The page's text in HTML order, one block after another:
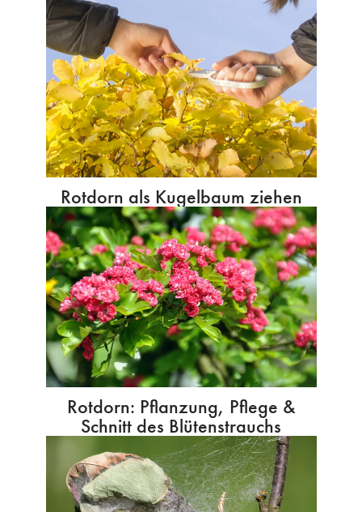
Rotdorn als Kugelbaum ziehen
Rotdorn: Pflanzung, Pflege &
Schnitt des Blütenstrauchs